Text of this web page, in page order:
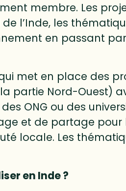
membre. Les
l’Inde, les
en passant
met en place des
partie Nord-Ouest)
ONG ou des
et de partage
locale. Les
en Inde ?